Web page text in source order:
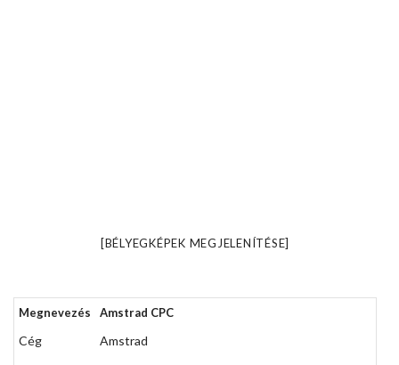
[BÉLYEGKÉPEK MEGJELENÍTÉSE]
Megnevezés Amstrad CPC
Cég
Amstrad